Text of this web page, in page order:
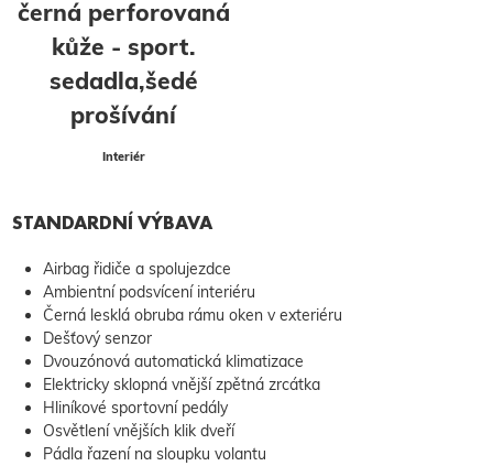
černá perforovaná
kůže - sport.
sedadla,šedé
prošívání
Interiér
STANDARDNÍ VÝBAVA
Airbag řidiče a spolujezdce
Ambientní podsvícení interiéru
Černá lesklá obruba rámu oken v exteriéru
Dešťový senzor
Dvouzónová automatická klimatizace
Elektricky sklopná vnější zpětná zrcátka
Hliníkové sportovní pedály
Osvětlení vnějších klik dveří
Pádla řazení na sloupku volantu